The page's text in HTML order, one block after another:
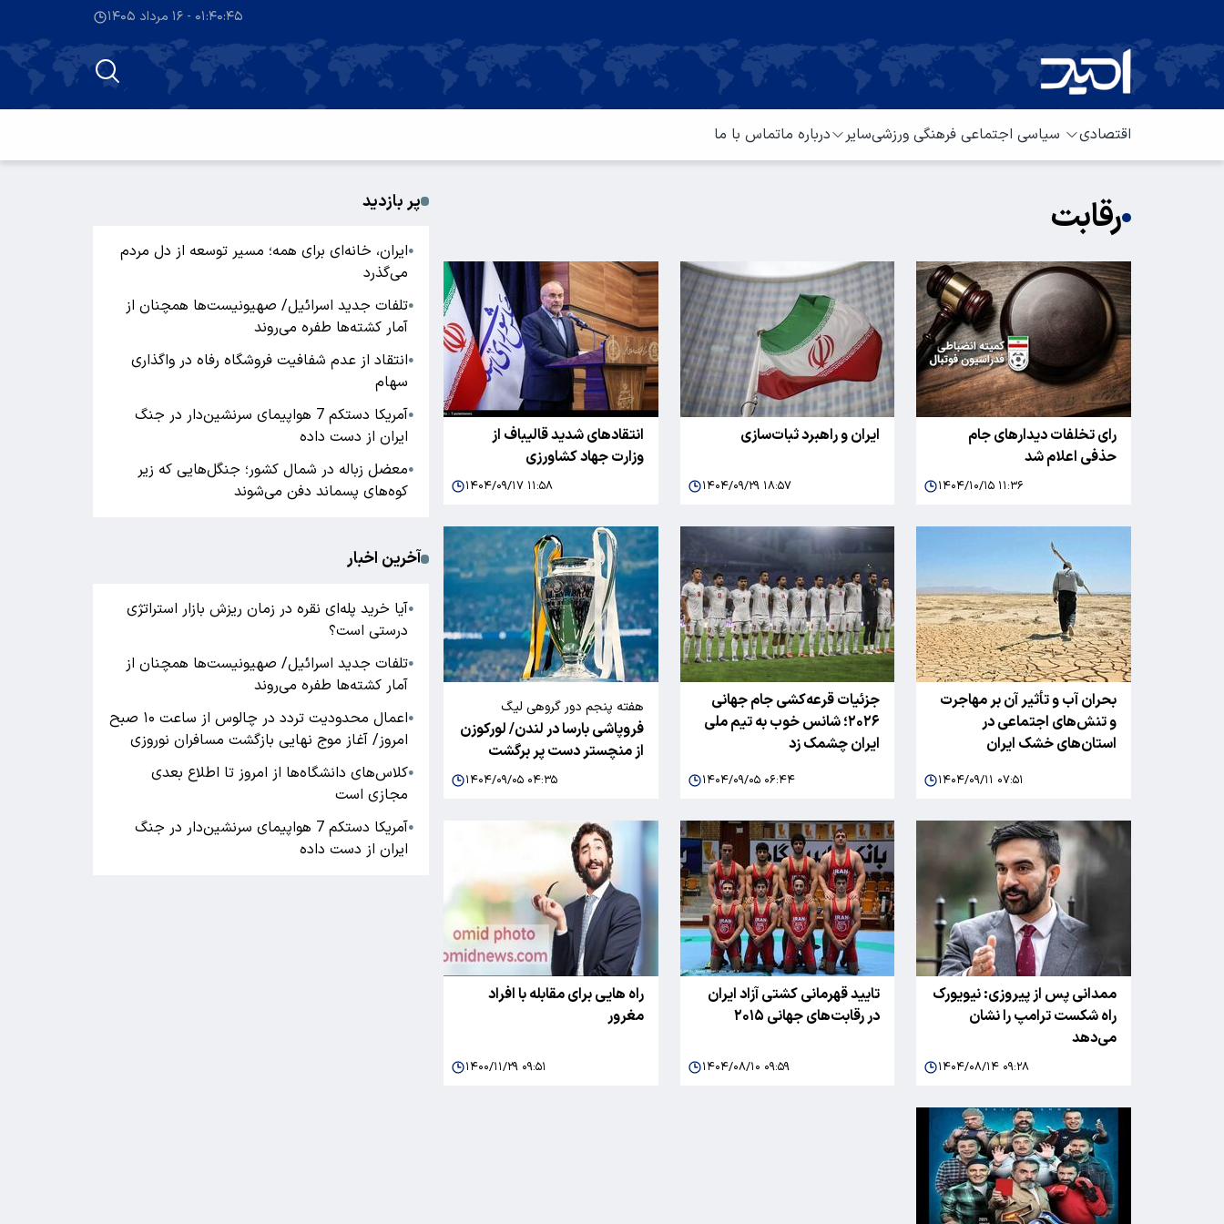
۰۱:۴۰:۴۵ - ۱۶ مرداد ۱۴۰۵
اقتصادی سیاسی اجتماعی فرهنگی ورزشیسایر درباره ماتماس با ما
رقابت
رای تخلفات دیدارهای جام
حذفی اعلام شد
۱۴۰۴/۱۰/۱۵ ۱۱:۳۶
ایران و راهبرد ثبات‌سازی
۱۴۰۴/۰۹/۲۹ ۱۸:۵۷
انتقادهای شدید قالیباف از
وزارت جهاد کشاورزی
۱۴۰۴/۰۹/۱۷ ۱۱:۵۸
بحران آب و تأثیر آن بر مهاجرت
و تنش‌های اجتماعی در
استان‌های خشک ایران
۱۴۰۴/۰۹/۱۱ ۰۷:۵۱
جزئیات قرعه‌کشی جام جهانی
۲۰۲۶‌؛ شانس خوب به تیم ملی
ایران چشمک زد
۱۴۰۴/۰۹/۰۵ ۰۶:۴۴
هفته پنجم دور گروهی لیگ
قهرمانان اروپا
فروپاشی بارسا در لندن/ لورکوزن
از منچستر دست پر برگشت
۱۴۰۴/۰۹/۰۵ ۰۴:۳۵
ممدانی پس از پیروزی: نیویورک
راه شکست ترامپ را نشان
می‌دهد
۱۴۰۴/۰۸/۱۴ ۰۹:۲۸
تایید قهرمانی کشتی آزاد ایران
در رقابت‌های جهانی ۲۰۱۵
۱۴۰۴/۰۸/۱۰ ۰۹:۵۹
راه هایی برای مقابله با افراد
مغرور
۱۴۰۰/۱۱/۲۹ ۰۹:۵۱
پر بازدید
●ایران، خانه‌ای برای همه؛ مسیر توسعه از دل مردم
می‌گذرد
●تلفات جدید اسرائیل/ صهیونیست‌ها همچنان از
آمار کشته‌ها طفره می‌روند
●انتقاد از عدم شفافیت فروشگاه رفاه در واگذاری
سهام
●
آمریکا دستکم 7 هواپیمای سرنشین‌دار در جنگ
ایران از دست داده
●معضل زباله در شمال کشور؛ جنگل‌هایی که زیر
کوه‌های پسماند دفن می‌شوند
آخرین اخبار
●آیا خرید پله‌ای نقره در زمان ریزش بازار استراتژی
درستی است؟
●تلفات جدید اسرائیل/ صهیونیست‌ها همچنان از
آمار کشته‌ها طفره می‌روند
●
اعمال محدودیت تردد در چالوس از ساعت ۱۰ صبح
امروز/ آغاز موج نهایی بازگشت مسافران نوروزی
●کلاس‌های دانشگاه‌ها از امروز تا اطلاع بعدی
مجازی است
●
آمریکا دستکم 7 هواپیمای سرنشین‌دار در جنگ
ایران از دست داده